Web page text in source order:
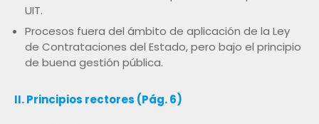
UIT.
Procesos fuera del ámbito de aplicación de la Ley
de Contrataciones del Estado, pero bajo el principio
de buena gestión pública.
II. Principios rectores (Pág. 6)